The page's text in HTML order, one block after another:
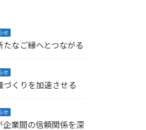
せ
なご縁へとつながる
せ
くりを加速させる
せ
企業間の信頼関係を深